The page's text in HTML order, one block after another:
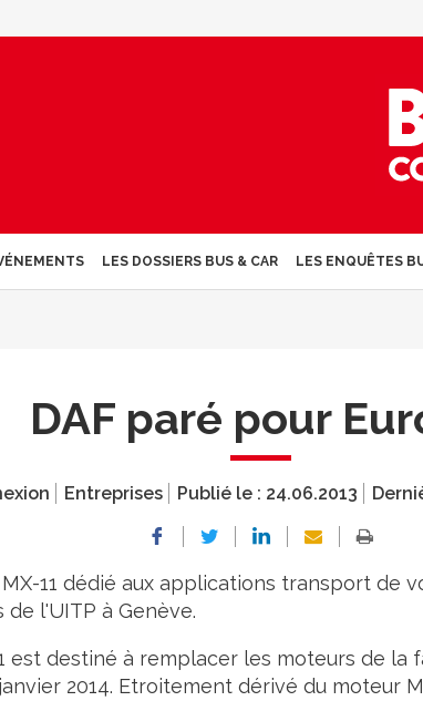
LES DOSSIERS BUS & CAR LES ENQUÊTES
DAF paré pour
Entreprises Publié le : 24.06.2013
11 dédié aux applications transport de
de l'UITP à Genève.
est destiné à remplacer les moteurs de la
2014. Etroitement dérivé du moteur